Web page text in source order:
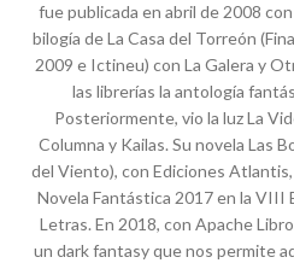
fue publicada en abril de 2008
bilogía de La Casa del Torreón
2009 e Ictineu) con La Galera y
las librerías la antología
Posteriormente, vio la luz La
Columna y Kailas. Su novela Las
del Viento), con Ediciones
Novela Fantástica 2017 en la VIII
Letras. En 2018, con Apache
un dark fantasy que nos permite